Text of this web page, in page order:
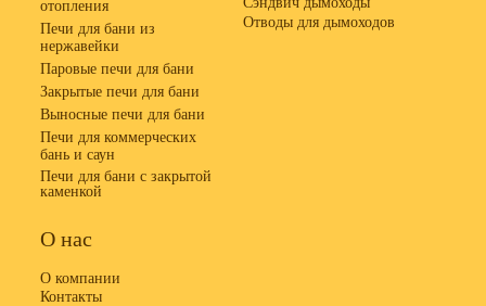
отопления
Печи для бани из
нержавейки
Паровые печи для бани
Закрытые печи для бани
Выносные печи для бани
Печи для коммерческих
бань и саун
Печи для бани с закрытой
каменкой
Отводы для дымоходов
О нас
О компании
Контакты